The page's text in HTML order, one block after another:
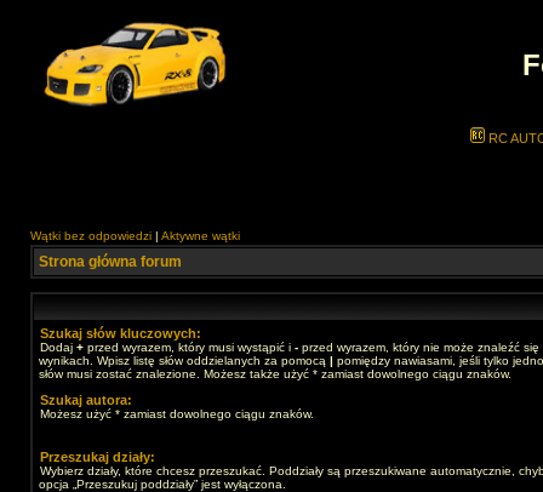
RC
Wątki bez odpowiedzi | Aktywne wątki
Strona główna forum
Szukaj słów kluczowych:
Dodaj + przed wyrazem, który musi wystąpić i - przed wyrazem, który nie może znaleźć się
wynikach. Wpisz listę słów oddzielanych za pomocą | pomiędzy nawiasami, jeśli tylko
słów musi zostać znalezione. Możesz także użyć * zamiast dowolnego ciągu znaków.
Szukaj autora:
Możesz użyć * zamiast dowolnego ciągu znaków.
Przeszukaj działy:
Wybierz działy, które chcesz przeszukać. Poddziały są przeszukiwane automatycznie,
opcja „Przeszukuj poddziały” jest wyłączona.